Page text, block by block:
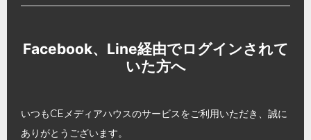
Facebook、Line経由でログインされて
いた方へ
いつもCEメディアハウスのサービスをご利用いただき、誠に
ありがとうございます。